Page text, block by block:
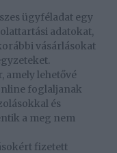
ügyféladat egy
adatokat,
vásárlásokat
amely lehetővé
foglaljanak
és
a meg nem
fizetett